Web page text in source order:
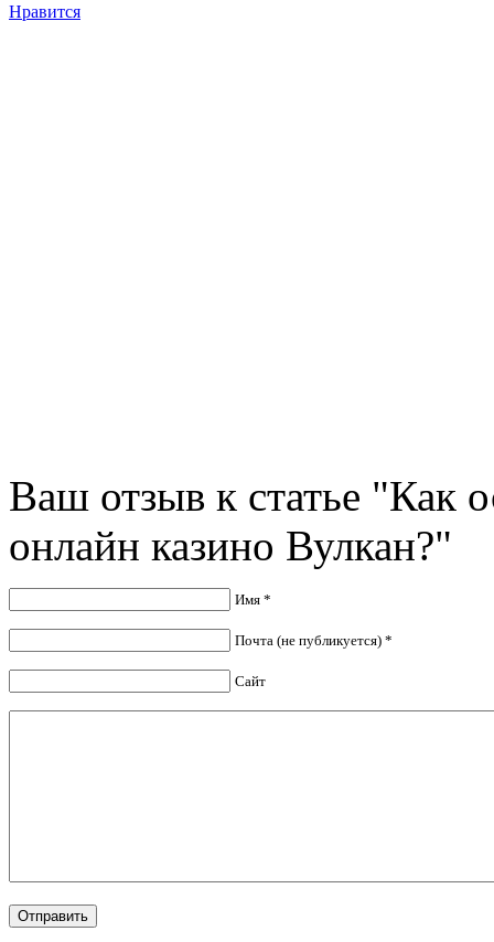
Нравится
Ваш отзыв к статье "Как
онлайн казино Вулкан?"
Имя *
Почта (не публикуется) *
Сайт